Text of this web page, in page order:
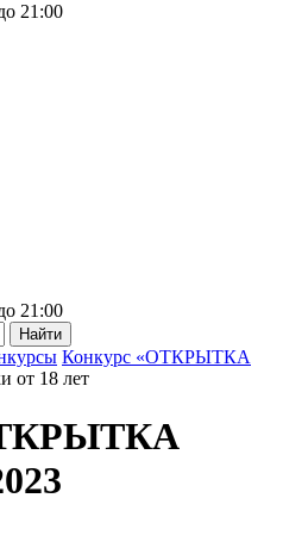
21:00
21:00
Конкурс «ОТКРЫТКА
от 18 лет